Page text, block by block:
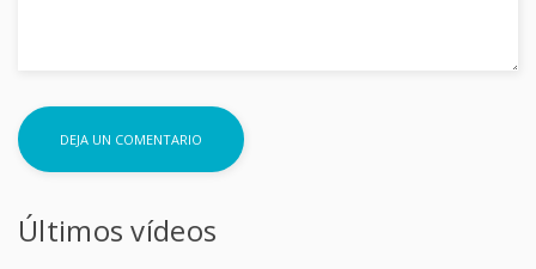
Últimos vídeos